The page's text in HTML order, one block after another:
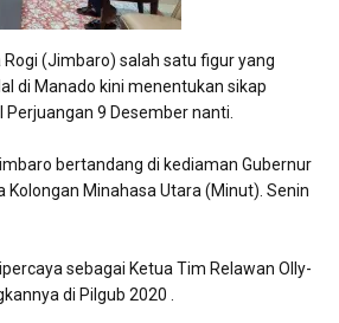
(Jimbaro) salah satu figur yang
di Manado kini menentukan sikap
9 Desember nanti.
bertandang di kediaman Gubernur
Kolongan Minahasa Utara (Minut). Senin
sebagai Ketua Tim Relawan Olly-
di Pilgub 2020 .